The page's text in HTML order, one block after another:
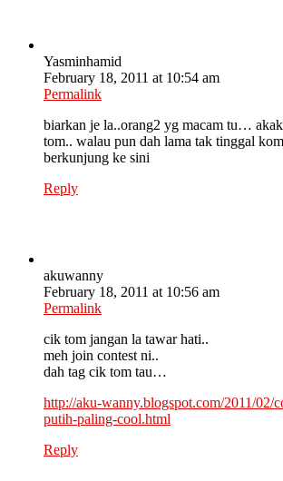
Yasminhamid
February 18, 2011 at 10:54 am
Permalink
biarkan je la..orang2 yg macam tu…
tom.. walau pun dah lama tak tinggal
berkunjung ke sini
Reply
akuwanny
February 18, 2011 at 10:56 am
Permalink
cik tom jangan la tawar hati..
meh join contest ni..
dah tag cik tom tau…
http://aku-wanny.blogspot.com/2011/02/
putih-paling-cool.html
Reply